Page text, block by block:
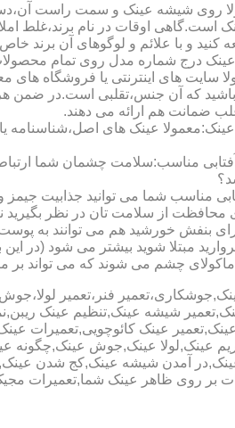
روی شیشه عینک و سمت راست آن،دسته
است.گاهی اوقات در نام برند،غلط
کنید و با علائم و لوگوهای آن برند
درج شماره مدل روی تمام
سایت های اینترنتی یا فروشگاه
که آن جنس،تقلبی است.در ضمن
ضمانت هم ارائه می دهند.
عینک های اصل،شناسنامه
مناسب:سلامت چشمان شما
مناسب شما می توانید جذابیت جیمز
محافظت از سلامت تان در نظر بگیرید
بنفش خورشید هم می توانند به
مروارید مبتلا شوید بیشتر می شود
چشم می شوند که می تواند بر
فنر،تعمیر
شیشه عینک,تنظیم عینک
عینک کائوچویی,تعمیرات
عینک,لولا عینک,جوش عینک,چگونه
آمدن شیشه عینک,کج شدن
بر روی ظاهر عینک